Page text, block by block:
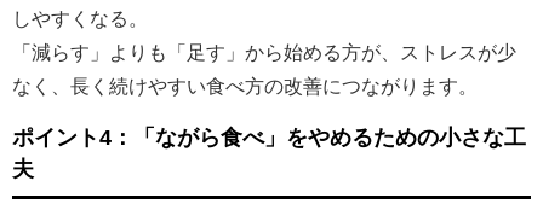
しやすくなる。
「減らす」よりも「足す」から始める方が、ストレスが少
なく、長く続けやすい食べ方の改善につながります。
ポイント4：「ながら食べ」をやめるための小さな工
夫